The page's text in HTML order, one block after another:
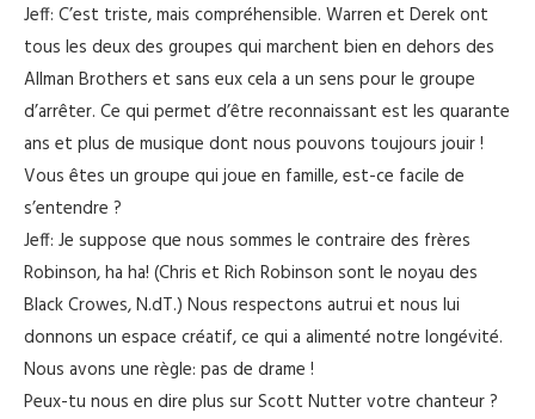
Jeff: C’est triste, mais compréhensible. Warren et Derek ont
tous les deux des groupes qui marchent bien en dehors des
Allman Brothers et sans eux cela a un sens pour le groupe
d’arrêter. Ce qui permet d’être reconnaissant est les quarante
ans et plus de musique dont nous pouvons toujours jouir !
Vous êtes un groupe qui joue en famille, est-ce facile de
s’entendre ?
Jeff: Je suppose que nous sommes le contraire des frères
Robinson, ha ha! (Chris et Rich Robinson sont le noyau des
Black Crowes, N.dT.) Nous respectons autrui et nous lui
donnons un espace créatif, ce qui a alimenté notre longévité.
Nous avons une règle: pas de drame !
Peux-tu nous en dire plus sur Scott Nutter votre chanteur ?